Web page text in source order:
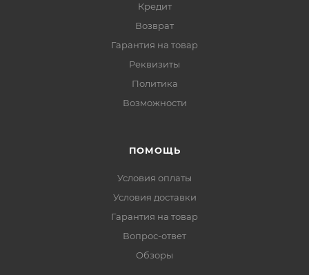
Кредит
Возврат
Гарантия на товар
Реквизиты
Политика
Возможности
ПОМОЩЬ
Условия оплаты
Условия доставки
Гарантия на товар
Вопрос-ответ
Обзоры